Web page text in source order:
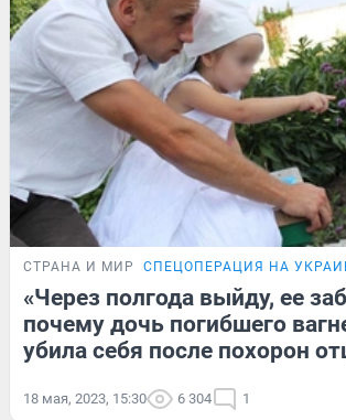
СТРАНА И МИР СПЕЦОПЕРАЦИЯ НА
«Через полгода выйду, ее
почему дочь погибшего
убила себя после похорон
18 мая, 2023, 15:30 6 304 1